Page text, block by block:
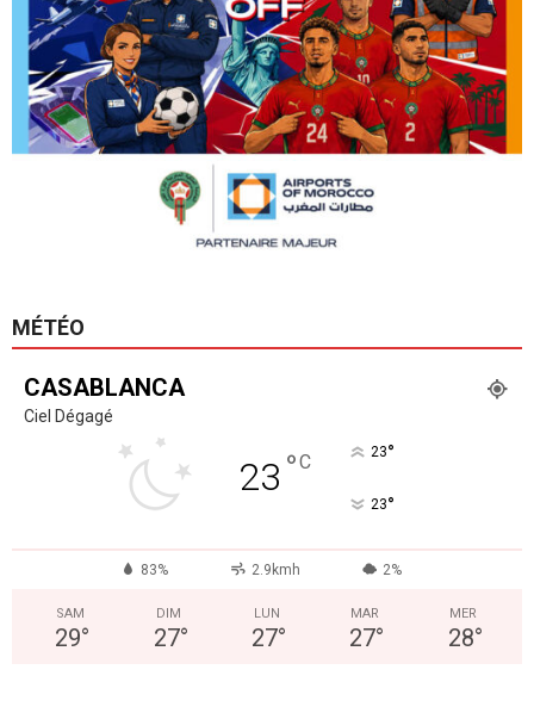
MÉTÉO
CASABLANCA
Ciel Dégagé
23 °C 23°
23°
83% 2.9kmh 2%
SAM
29°
DIM
27°
LUN
27°
MAR
27°
MER
28°